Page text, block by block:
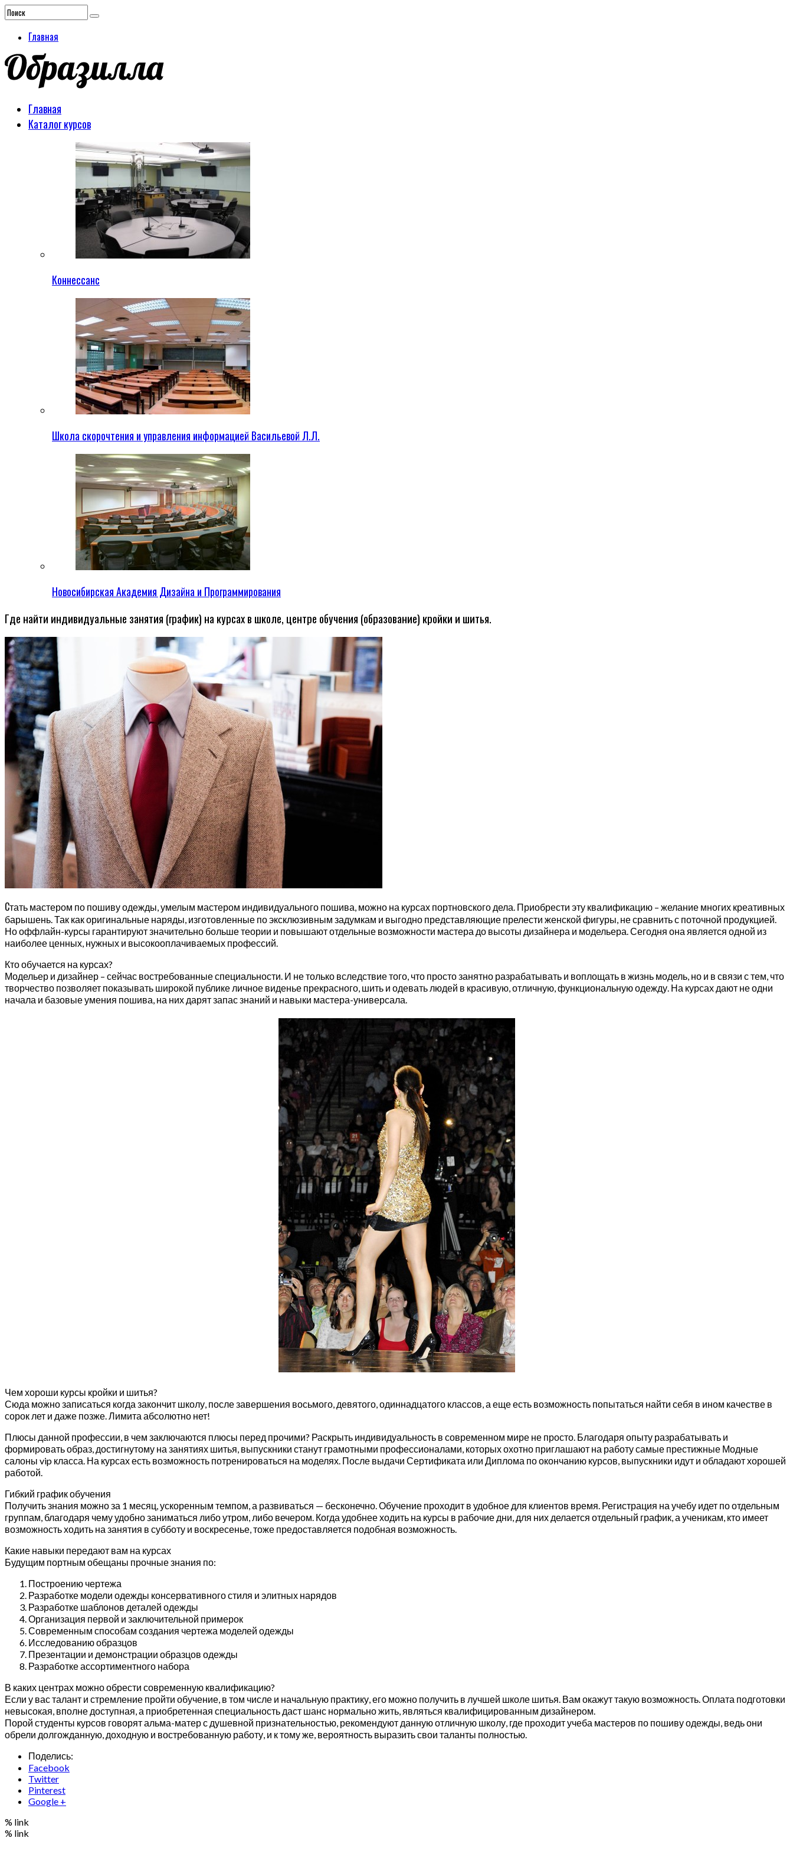
Главная
Главная
Каталог курсов
Коннессанс
Школа скорочтения и управления информацией Васильевой Л.Л.
Новосибирская Академия Дизайна и Программирования
Где найти индивидуальные занятия (график) на курсах в школе, центре обучения (образование) кройки и шитья.
Стать мастером по пошиву одежды, умелым мастером индивидуального пошива, можно на курсах портновского дела. Приобрести эту квалификацию – желание многих креативных
барышень. Так как оригинальные наряды, изготовленные по эксклюзивным задумкам и выгодно представляющие прелести женской фигуры, не сравнить с поточной продукцией.
Но оффлайн-курсы гарантируют значительно больше теории и повышают отдельные возможности мастера до высоты дизайнера и модельера. Сегодня она является одной из
наиболее ценных, нужных и высокооплачиваемых профессий.
Кто обучается на курсах?
Модельер и дизайнер – сейчас востребованные специальности. И не только вследствие того, что просто занятно разрабатывать и воплощать в жизнь модель, но и в связи с тем, что
творчество позволяет показывать широкой публике личное виденье прекрасного, шить и одевать людей в красивую, отличную, функциональную одежду. На курсах дают не одни
начала и базовые умения пошива, на них дарят запас знаний и навыки мастера-универсала.
Чем хороши курсы кройки и шитья?
Сюда можно записаться когда закончит школу, после завершения восьмого, девятого, одиннадцатого классов, а еще есть возможность попытаться найти себя в ином качестве в
сорок лет и даже позже. Лимита абсолютно нет!
Плюсы данной профессии, в чем заключаются плюсы перед прочими? Раскрыть индивидуальность в современном мире не просто. Благодаря опыту разрабатывать и
формировать образ, достигнутому на занятиях шитья, выпускники станут грамотными профессионалами, которых охотно приглашают на работу самые престижные Модные
салоны vip класса. На курсах есть возможность потренироваться на моделях. После выдачи Сертификата или Диплома по окончанию курсов, выпускники идут и обладают хорошей
работой.
Гибкий график обучения
Получить знания можно за 1 месяц, ускоренным темпом, а развиваться — бесконечно. Обучение проходит в удобное для клиентов время. Регистрация на учебу идет по отдельным
группам, благодаря чему удобно заниматься либо утром, либо вечером. Когда удобнее ходить на курсы в рабочие дни, для них делается отдельный график, а ученикам, кто имеет
возможность ходить на занятия в субботу и воскресенье, тоже предоставляется подобная возможность.
Какие навыки передают вам на курсах
Будущим портным обещаны прочные знания по:
Построению чертежа
Разработке модели одежды консервативного стиля и элитных нарядов
Разработке шаблонов деталей одежды
Организация первой и заключительной примерок
Современным способам создания чертежа моделей одежды
Исследованию образцов
Презентации и демонстрации образцов одежды
Разработке ассортиментного набора
В каких центрах можно обрести современную квалификацию?
Если у вас талант и стремление пройти обучение, в том числе и начальную практику, его можно получить в лучшей школе шитья. Вам окажут такую возможность. Оплата подготовки
невысокая, вполне доступная, а приобретенная специальность даст шанс нормально жить, являться квалифицированным дизайнером.
Порой студенты курсов говорят альма-матер с душевной признательностью, рекомендуют данную отличную школу, где проходит учеба мастеров по пошиву одежды, ведь они
обрели долгожданную, доходную и востребованную работу, и к тому же, вероятность выразить свои таланты полностью.
Поделись:
Facebook
Twitter
Pinterest
Google +
% link
% link